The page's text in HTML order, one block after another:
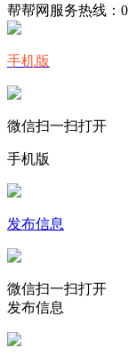
帮帮网服务热线：
手机版
微信扫一扫打开
手机版
发布信息
微信扫一扫打开
发布信息